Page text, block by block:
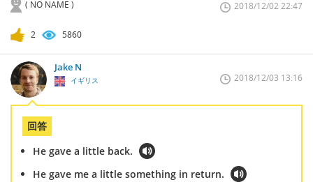
( NO NAME ) 2018/12/02 22:47
2 5860
Jake N
イギリス 2018/12/03 13:16
回答
He gave a little back.
He gave me a little something in return.